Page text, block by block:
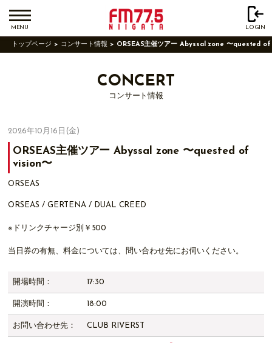
MENU LOGIN
トップページ コンサート情報 ORSEAS主催ツアー Abyssal zone 〜quested
CONCERT
コンサート情報
2026年10月16日(金)
ORSEAS主催ツアー Abyssal zone 〜quested of
vision〜
ORSEAS
ORSEAS / GERTENA / DUAL CREED
※ドリンクチャージ別￥500
当日券の有無、料金については、問い合わせ先にお伺いください。
開場時間： 17:30
開演時間： 18:00
お問い合わせ先： CLUB RIVERST